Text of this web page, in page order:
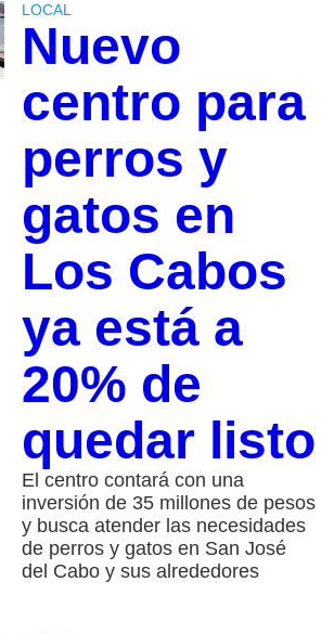
LOCAL
Nuevo
centro para
perros y
gatos en
Los Cabos
ya está a
20% de
quedar listo
El centro contará con una
inversión de 35 millones de pesos
y busca atender las necesidades
de perros y gatos en San José
del Cabo y sus alrededores